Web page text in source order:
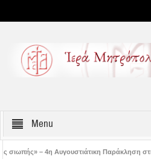
Menu
Παράκληση στην Μεταμόρφωση Βόλου